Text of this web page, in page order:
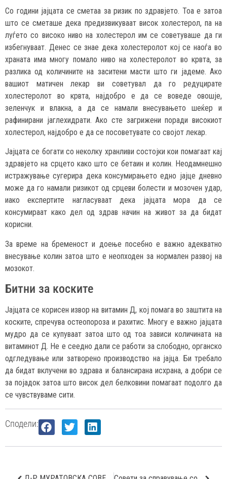
Со години јајцата се сметаа за ризик по здравјето. Тоа е затоа
што се сметаше дека предизвикуваат висок холестерол, па на
луѓето со високо ниво на холестерол им се советуваше да ги
избегнуваат. Денес се знае дека холестеролот кој се наоѓа во
храната има многу помало ниво на холестеролот во крвта, за
разлика од количините на заситени масти што ги јадеме. Ако
вашиот матичен лекар ви советувал да го редуцирате
холестеролот во крвта, најдобро е да се воведе овошје,
зеленчук и влакна, а да се намали внесувањето шеќер и
рафинирани јаглехидрати. Ако сте загрижени поради високиот
холестерол, најдобро е да се посоветувате со својот лекар.
Јајцата се богати со неколку хранливи состојки кои помагаат кај
здравјето на срцето како што се бетаин и колин. Неодамнешно
истражување сугерира дека консумирањето едно јајце дневно
може да го намали ризикот од срцеви болести и мозочен удар,
иако експертите нагласуваат дека јајцата мора да се
консумираат како дел од здрав начин на живот за да бидат
корисни.
За време на бременост и доење посебно е важно адекватно
внесување колин затоа што е неопходен за нормален развој на
мозокот.
Битни за коските
Јајцата се корисен извор на витамин Д, кој помага во заштита на
коските, спречува остеопороза и рахитис. Многу е важно јајцата
мудро да се купуваат затоа што од тоа зависи количината на
витаминот Д. Не е сеедно дали се работи за слободно, органско
одгледување или затворено производство на јајца. Би требало
да бидат вклучени во здрава и балансирана исхрана, а добри се
за појадок затоа што висок дел белковини помагаат подолго да
се чувствуваме сити.
Сподели: